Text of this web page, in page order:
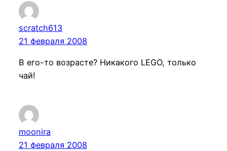
scratch613
21 февраля 2008
В его-то возрасте? Никакого LEGO, только
чай!
moonira
21 февраля 2008